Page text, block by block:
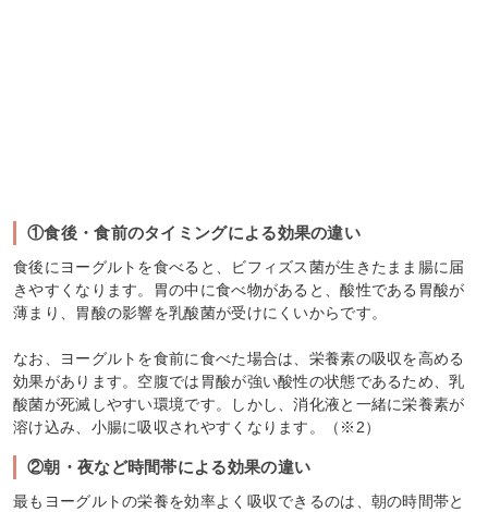
①食後・食前のタイミングによる効果の違い
食後にヨーグルトを食べると、ビフィズス菌が生きたまま腸に届
きやすくなります。胃の中に食べ物があると、酸性である胃酸が
薄まり、胃酸の影響を乳酸菌が受けにくいからです。
なお、ヨーグルトを食前に食べた場合は、栄養素の吸収を高める
効果があります。空腹では胃酸が強い酸性の状態であるため、乳
酸菌が死滅しやすい環境です。しかし、消化液と一緒に栄養素が
溶け込み、小腸に吸収されやすくなります。（※2）
②朝・夜など時間帯による効果の違い
最もヨーグルトの栄養を効率よく吸収できるのは、朝の時間帯と